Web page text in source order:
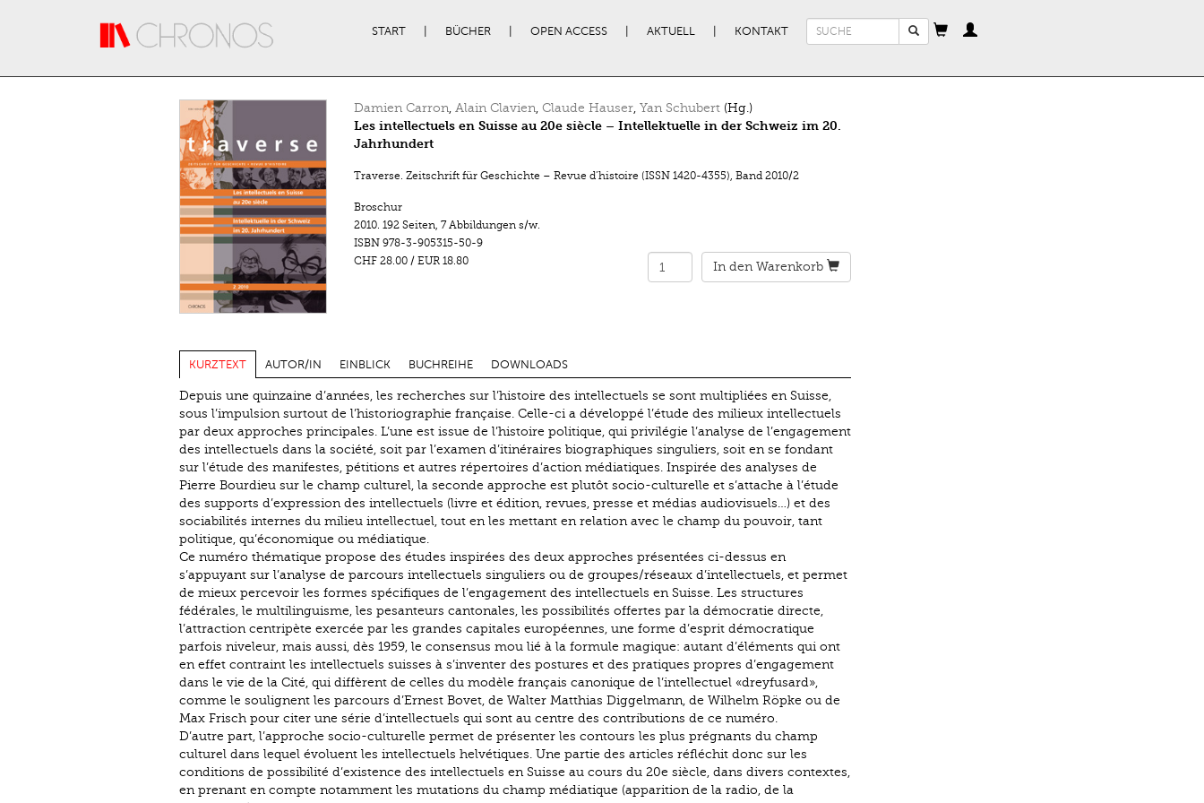
START BÜCHER OPEN ACCESS AKTUELL KONTAKT
Suchformular
Damien Carron, Alain Clavien, Claude Hauser, Yan Schubert(Hg.)
Les intellectuels en Suisse au 20e siècle – Intellektuelle in der Schweiz im 20.
Jahrhundert
Traverse. Zeitschrift für Geschichte – Revue d’histoire (ISSN 1420-4355), Band 2010/2
Broschur
2010. 192 Seiten, 7 Abbildungen s/w.
ISBN 978-3-905315-50-9
CHF 28.00/ EUR 18.80 In den Warenkorb
KURZTEXT AUTOR/IN EINBLICK BUCHREIHE DOWNLOADS
Depuis une quinzaine d’années, les recherches sur l’histoire des intellectuels se sont multipliées en Suisse,
sous l’impulsion surtout de l’historiographie française. Celle-ci a développé l’étude des milieux intellectuels
par deux approches principales. L’une est issue de l’histoire politique, qui privilégie l’analyse de l’engagement
des intellectuels dans la société, soit par l’examen d’itinéraires bio­graphiques singuliers, soit en se fondant
sur l’étude des manifestes, pétitions et autres répertoires d’action médiatiques. Inspirée des analyses de
Pierre Bourdieu sur le champ culturel, la seconde approche est plutôt socio-culturelle et s’attache à l’étude
des supports d’expression des intellectuels (livre et édition, revues, presse et médias audiovisuels…) et des
sociabilités internes du milieu intellectuel, tout en les mettant en relation avec le champ du pouvoir, tant
politique, qu’économique ou médiatique.
Ce numéro thématique propose des études inspirées des deux approches présentées ci-dessus en
s’appuyant sur l’analyse de parcours intellectuels singuliers ou de groupes/réseaux d’intellectuels, et permet
de mieux percevoir les formes spécifiques de l’engagement des intellectuels en Suisse. Les structures
fédérales, le multilinguisme, les pesanteurs cantonales, les possibilités offertes par la démocratie directe,
l’attraction centripète exercée par les grandes capitales européennes, une forme d’esprit démocratique
parfois niveleur, mais aussi, dès 1959, le consensus mou lié à la formule magique: autant d’éléments qui ont
en effet contraint les intellectuels suisses à s’inventer des postures et des pratiques propres d’engagement
dans le vie de la Cité, qui diffèrent de celles du modèle français canonique de l’intellectuel «dreyfusard»,
comme le soulignent les parcours d’Ernest Bovet, de Walter Matthias Diggelmann, de Wilhelm Röpke ou de
Max Frisch pour citer une série d’intellectuels qui sont au centre des contributions de ce numéro.
D’autre part, l’approche socio-culturelle permet de présenter les contours les plus prégnants du champ
culturel dans lequel évoluent les intellectuels helvétiques. Une partie des articles réfléchit donc sur les
conditions de possibilité d’existence des intellectuels en Suisse au cours du 20e siècle, dans divers contextes,
en prenant en compte notamment les mutations du champ médiatique (apparition de la radio, de la